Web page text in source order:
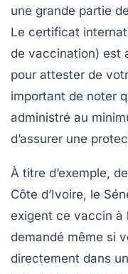
une grande partie
Le certificat
de vaccination) est
pour attester de
important de noter
administré au
d’assurer une
À titre d’exemple,
Côte d’Ivoire, le
exigent ce vaccin à
demandé même si
directement dans